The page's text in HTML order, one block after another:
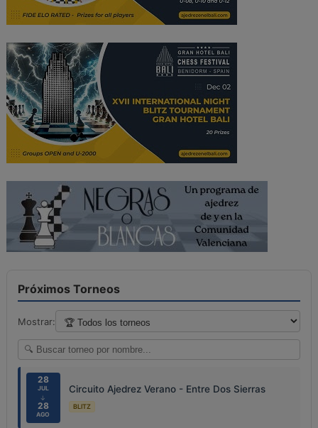
Próximos Torneos
Mostrar:
28
JUL
↓
28
AGO
Circuito Ajedrez Verano - Entre Dos Sierras
BLITZ